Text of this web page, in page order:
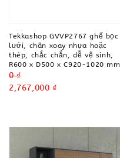
Tekkashop GVVP2767 ghế bọc
lưới, chân xoay nhựa hoặc
thép, chắc chắn, dễ vệ sinh,
R600 x D500 x C920-1020 mm
Regular
price
0 ₫
Sale
2,767,000 ₫